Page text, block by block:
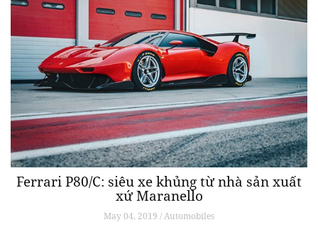
Ferrari P80/C: siêu xe khủng từ ​​nhà sản xuất
xứ Maranello
May 04, 2019 / Automobiles